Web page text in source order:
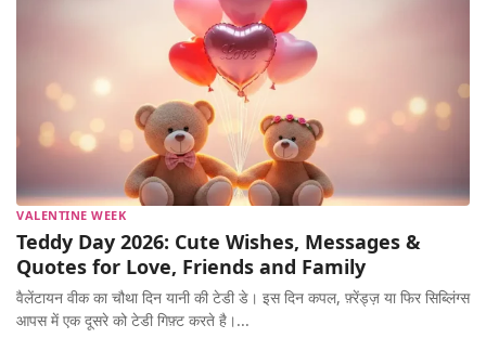
LIFESTYLE
FASHION & STYLE
CONTACT NAME IDEAS
MORE
VALENTINE WEEK
Teddy Day 2026: Cute Wishes, Messages &
Quotes for Love, Friends and Family
वैलेंटायन वीक का चौथा दिन यानी की टेडी डे। इस दिन कपल, फ़्रेंड्ज़ या फिर सिब्लिंग्स
आपस में एक दूसरे को टेडी गिफ़्ट करते है।...